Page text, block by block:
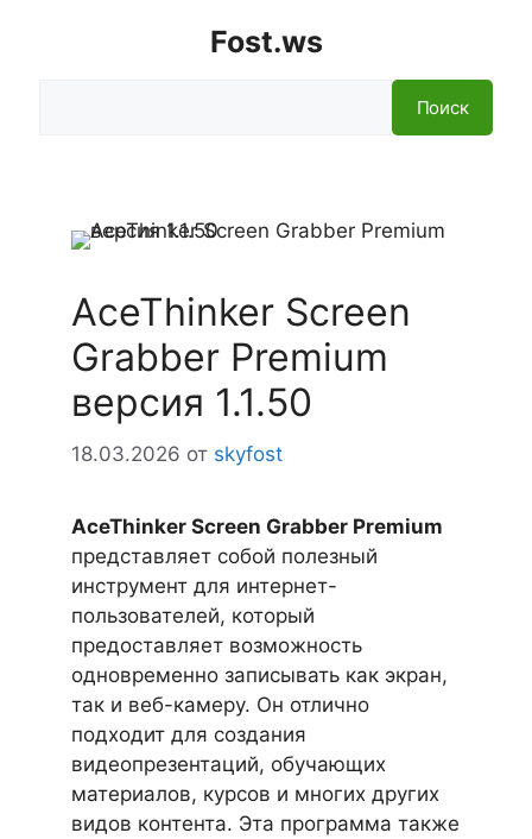
Fost.ws
Поиск
AceThinker Screen
Grabber Premium
версия 1.1.50
18.03.2026 от skyfost
AceThinker Screen Grabber Premium
представляет собой полезный
инструмент для интернет-
пользователей, который
предоставляет возможность
одновременно записывать как экран,
так и веб-камеру. Он отлично
подходит для создания
видеопрезентаций, обучающих
материалов, курсов и многих других
видов контента. Эта программа также